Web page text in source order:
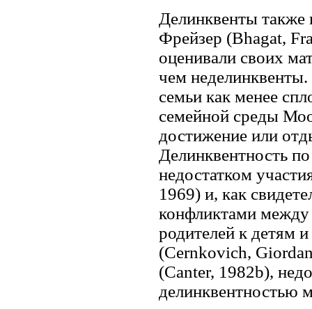
Делинквенты также
Фрейзер (Bhagat,
оценивали своих
чем
семьи как менее
семейной среды
достижение или
Делинквентность
недостатком
1969) и, как
конфликтами
родителей к детям
(Cernkovich,
(Canter, 1982b),
делинквентностью